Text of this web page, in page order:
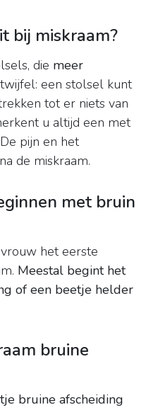
bij miskraam?
die meer
een stolsel kunt
tot er niets van
u altijd een met
pijn en het
de miskraam.
met bruin
het eerste
Meestal begint het
of een beetje helder
bruine
bruine afscheiding